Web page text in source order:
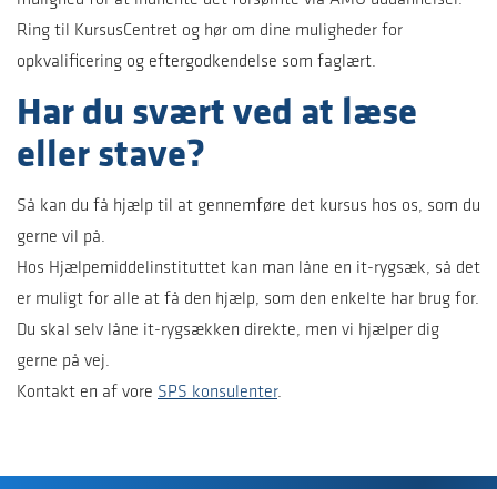
Ring til KursusCentret og hør om dine muligheder for
opkvalificering og eftergodkendelse som faglært.
Har du svært ved at læse
eller stave?
Så kan du få hjælp til at gennemføre det kursus hos os, som du
gerne vil på.
Hos Hjælpemiddelinstituttet kan man låne en it-rygsæk, så det
er muligt for alle at få den hjælp, som den enkelte har brug for.
Du skal selv låne it-rygsækken direkte, men vi hjælper dig
gerne på vej.
Kontakt en af vore SPS konsulenter.